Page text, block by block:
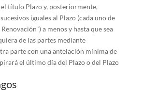
título Plazo y, posteriormente,
iguales al Plazo (cada uno de
a menos y hasta que sea
de las partes mediante
parte con una antelación mínima de
el último día del Plazo o del Plazo